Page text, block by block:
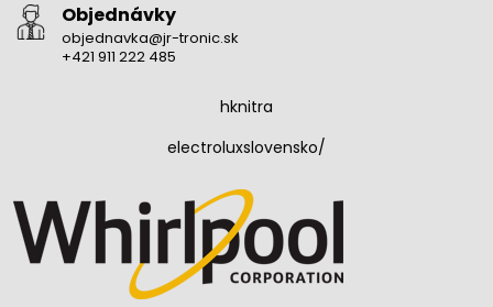
Objednávky
objednavka@jr-tronic.sk
+421 911 222 485
hknitra
electroluxslovensko/